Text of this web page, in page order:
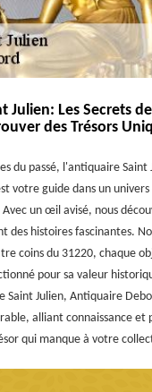
Julien: Les Secrets
des Trésors
du passé, l'antiquaire Saint
votre guide dans un
un œil avisé, nous
des histoires fascinantes.
coins du 31220, chaque
pour sa valeur
Saint Julien, Antiquaire
alliant connaissance et
qui manque à votre